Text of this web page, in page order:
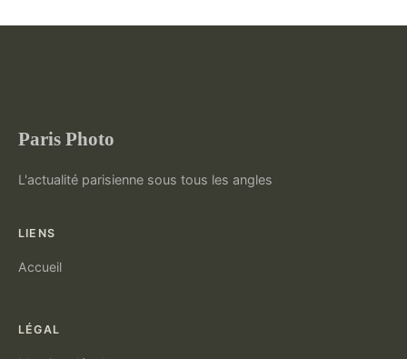
Paris Photo
L'actualité parisienne sous tous les angles
LIENS
Accueil
LÉGAL